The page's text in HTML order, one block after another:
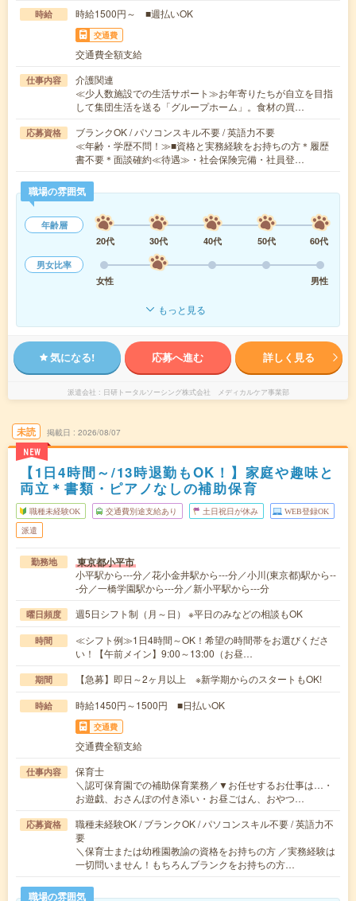
時給 時給1500円～ ■週払いOK
交通費
交通費全額支給
仕事内容
介護関連
≪少人数施設での生活サポート≫お年寄りたちが自立を目指
して集団生活を送る「グループホーム」。食材の買…
応募資格
ブランクOK / パソコンスキル不要 / 英語力不要
≪年齢・学歴不問！≫■資格と実務経験をお持ちの方＊履歴
書不要＊面談確約≪待遇≫・社会保険完備・社員登…
職場の雰囲気
年齢層
20代
30代 40代 50代
60代
男女比率
女性
男性
もっと見る
気になる! 応募へ進む 詳しく見る
派遣会社 日研トータルソーシング株式会社 メディカルケア事業部
未読
NEW
掲載日 2026/08/07
【1日4時間～/13時退勤もOK！】家庭や趣味と
両立＊書類・ピアノなしの補助保育
職種未経験OK 交通費別途支給あり 土日祝日が休み WEB登録OK
派遣
勤務地 東京都小平市
小平駅から---分／花小金井駅から---分／小川(東京都)駅から--
-分／一橋学園駅から---分／新小平駅から---分
曜日頻度 週5日シフト制（月～日） ※平日のみなどの相談もOK
時間
≪シフト例≫1日4時間～OK！希望の時間帯をお選びくださ
い！【午前メイン】9:00～13:00（お昼…
期間 【急募】即日～2ヶ月以上 ※新学期からのスタートもOK!
時給 時給1450円～1500円 ■日払いOK
交通費
交通費全額支給
仕事内容
保育士
＼認可保育園での補助保育業務／▼お任せするお仕事は…・
お遊戯、おさんぽの付き添い・お昼ごはん、おやつ…
応募資格
職種未経験OK / ブランクOK / パソコンスキル不要 / 英語力不
要
＼保育士または幼稚園教諭の資格をお持ちの方 ／実務経験は
一切問いません！もちろんブランクをお持ちの方…
職場の雰囲気